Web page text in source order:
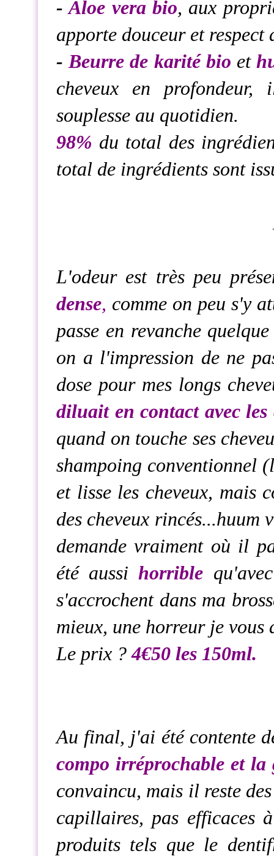
-Aloe vera bio, aux
apporte douceur et respect
-Beurre de karité bio et
cheveux en
souplesse au quotidien.
98% du total des
total de ingrédients sont
L'odeur est très peu
dense, comme on peu s'y
passe en revanche
on a l'impression de ne
dose pour mes longs
diluait en contact avec les
quand on touche ses
shampoing conventionnel
et lisse les cheveux, mais
des cheveux
demande vraiment où il
été aussihorrible
s'accrochent dans ma
mieux, une horreur je
Le prix ?4€50 les 150ml.
Au final, j'ai été contente
compo irréprochable et la
convaincu, mais il reste
capillaires, pas efficaces
produits tels que le